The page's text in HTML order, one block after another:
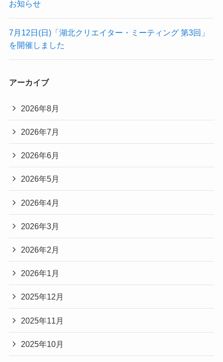
お知らせ
7月12日(日)「湖北クリエイター・ミーティング 第3回」
を開催しました
アーカイブ
2026年8月
2026年7月
2026年6月
2026年5月
2026年4月
2026年3月
2026年2月
2026年1月
2025年12月
2025年11月
2025年10月